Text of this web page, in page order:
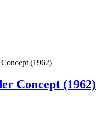
(1962)
Concept (1962)